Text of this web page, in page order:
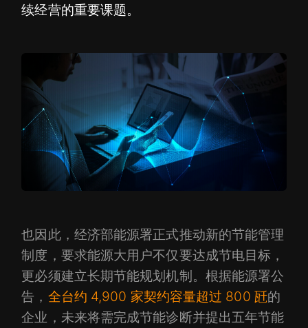
续经营的重要课题。
也因此，经济部能源署正式推动新的节能管理
制度，要求能源大用户不仅要达成节电目标，
更必须建立长期节能规划机制。根据能源署公
告， 全台约 4,900 家契约容量超过 800 瓩的
企业，未来将需完成节能诊断并提出五年节能